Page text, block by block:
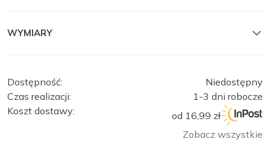
WYMIARY
Dostępność:
Niedostępny
Czas realizacji:
1-3 dni robocze
Koszt dostawy:
od 16,99 zł
Zobacz wszystkie